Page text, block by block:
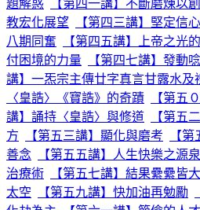
題解惑
【第四一講】不斷磨煉以
教宏化展望
【第四三講】堅定信
八期同奮
【第四五講】上帝之光
付困境的力量
【第四七講】發動
講】一炁宗主傳廿字真言甘露水及
〈皇誥〉《寶誥》的奇蹟
【第五
講】誦持〈皇誥〉與修道
【第五
方
【第五三講】顯化與磨考
【
善念
【第五五講】人生快樂之源泉
治療術
【第五七講】結果纍纍皆
太空
【第五九講】快加油再勉勵